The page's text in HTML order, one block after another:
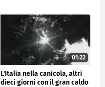
01:22
L'Italia nella canicola, altri
dieci giorni con il gran caldo